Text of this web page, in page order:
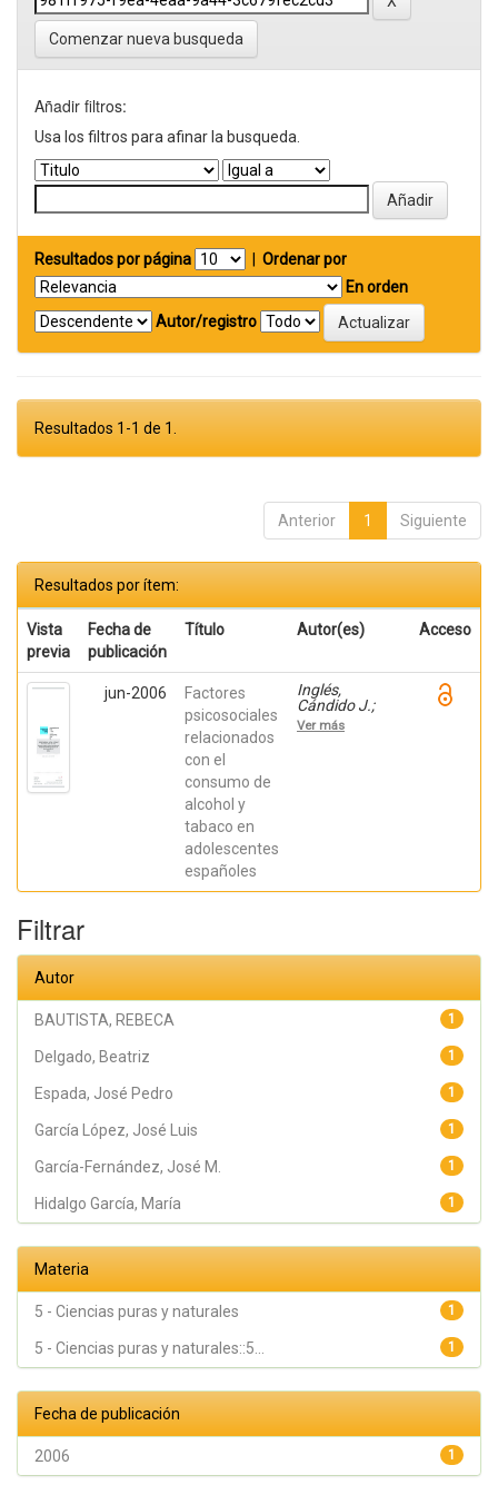
Comenzar nueva busqueda
Añadir filtros:
Usa los filtros para afinar la busqueda.
Resultados por página
Ordenar por
En orden
Autor/registro
Resultados 1-1 de 1.
Anterior 1 Siguiente
Resultados por ítem:
Vista
previa
Fecha de
publicación
Título Autor(es) Acceso
jun-2006
Factores
psicosociales
relacionados
con el
consumo de
alcohol y
tabaco en
adolescentes
españoles
Inglés,
Cándido J.;
Delgado,
Beatriz;
García, María;
Ver más
Filtrar
Autor
1
BAUTISTA, REBECA
1
Delgado, Beatriz
1
Espada, José Pedro
1
García López, José Luis
1
García-Fernández, José M.
1
Hidalgo García, María
Materia
1
5 - Ciencias puras y naturales
1
5 - Ciencias puras y naturales::5...
Fecha de publicación
1
2006